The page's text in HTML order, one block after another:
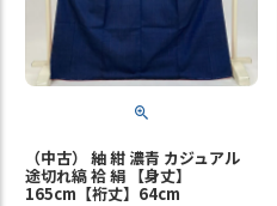
（中古） 紬 紺 濃青 カジュアル
途切れ縞 袷 絹 【身丈】
165cm【裄丈】64cm